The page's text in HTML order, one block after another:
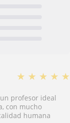
★ ★ ★ ★ ★
profesor ideal
con mucho
humana